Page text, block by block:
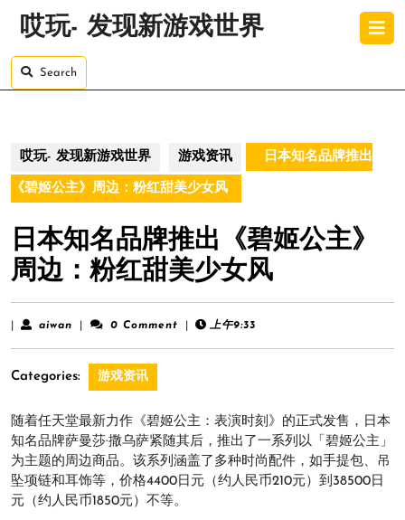
哎玩- 发现新游戏世界
Search
哎玩- 发现新游戏世界 游戏资讯 日本知名品牌推出
《碧姬公主》周边：粉红甜美少女风
日本知名品牌推出《碧姬公主》
周边：粉红甜美少女风
aiwan aiwan 0 Comment 上午9:33
Categories: 游戏资讯
随着任天堂最新力作《碧姬公主：表演时刻》的正式发售，日本
知名品牌萨曼莎·撒乌萨紧随其后，推出了一系列以「碧姬公主」
为主题的周边商品。该系列涵盖了多种时尚配件，如手提包、吊
坠项链和耳饰等，价格4400日元（约人民币210元）到38500日
元（约人民币1850元）不等。